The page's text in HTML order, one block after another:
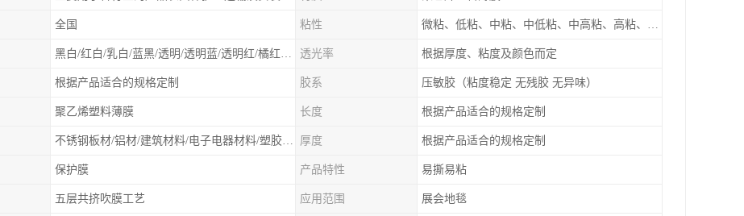
全国 粘性 微粘、低粘、中粘、中低粘、中高粘、高粘、超高粘
黑白/红白/乳白/蓝黑/透明/透明蓝/透明红/橘红色等 随意选择 透光率 根据厚度、粘度及颜色而定
根据产品适合的规格定制 胶系 压敏胶（粘度稳定 无残胶 无异味）
聚乙烯塑料薄膜 长度 根据产品适合的规格定制
不锈钢板材/铝材/建筑材料/电子电器材料/塑胶板材/门类石类/无尘车间除尘保护膜、除尘滚筒等净化材料 厚度 根据产品适合的规格定制
保护膜 产品特性 易撕易粘
五层共挤吹膜工艺 应用范围 展会地毯